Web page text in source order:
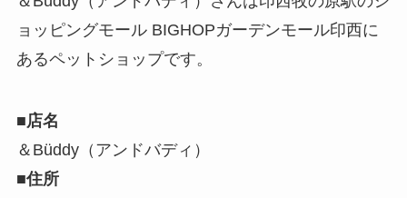
ョッピングモール BIGHOPガーデンモール印西に
あるペットショップです。
■店名
＆Büddy（アンドバディ）
■住所